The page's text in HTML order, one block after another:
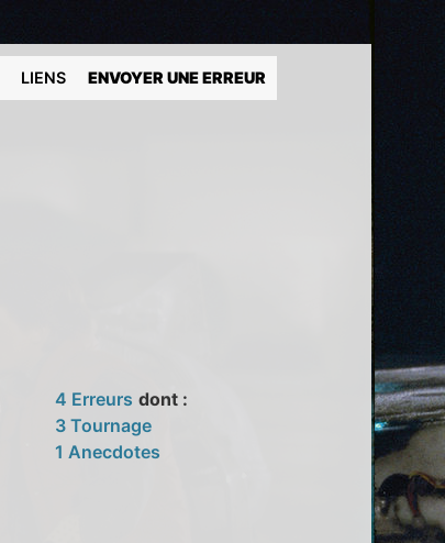
LIENS ENVOYER UNE ERREUR
4 Erreurs dont :
3 Tournage
1 Anecdotes